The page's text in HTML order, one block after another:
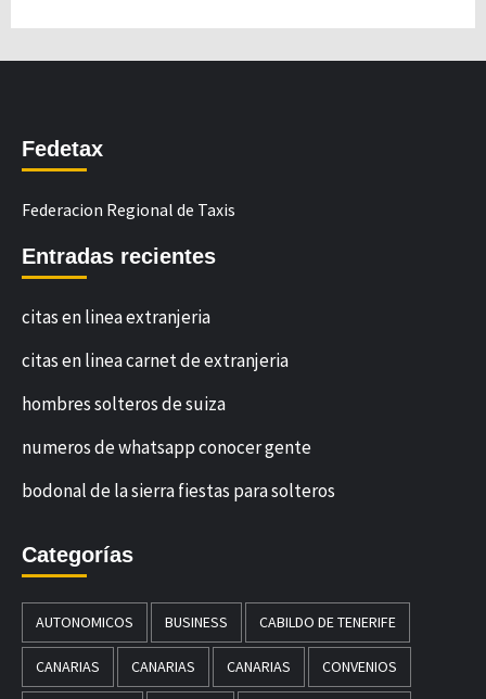
Fedetax
Federacion Regional de Taxis
Entradas recientes
citas en linea extranjeria
citas en linea carnet de extranjeria
hombres solteros de suiza
numeros de whatsapp conocer gente
bodonal de la sierra fiestas para solteros
Categorías
AUTONOMICOS BUSINESS CABILDO DE TENERIFE
CANARIAS CANARIAS CANARIAS CONVENIOS